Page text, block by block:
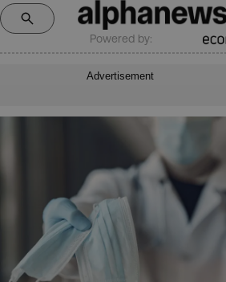
Powered by:
Advertisement